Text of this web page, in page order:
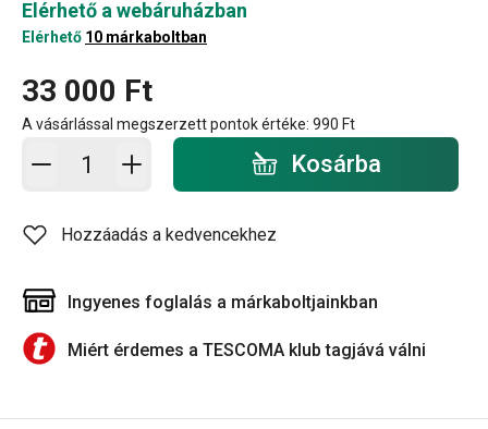
Elérhető a webáruházban
Elérhető 10 márkaboltban
33 000 Ft
A vásárlással megszerzett pontok értéke: 990 Ft
Kosárba - mennyiség Kosárba
Hozzáadás a kedvencekhez
Ingyenes foglalás a márkaboltjainkban
Miért érdemes a TESCOMA klub tagjává válni